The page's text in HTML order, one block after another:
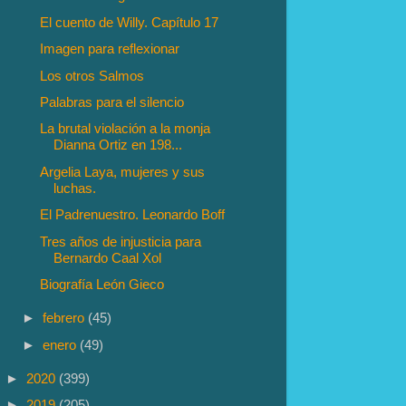
El cuento de Willy. Capítulo 17
Imagen para reflexionar
Los otros Salmos
Palabras para el silencio
La brutal violación a la monja
Dianna Ortiz en 198...
Argelia Laya, mujeres y sus
luchas.
El Padrenuestro. Leonardo Boff
Tres años de injusticia para
Bernardo Caal Xol
Biografía León Gieco
►febrero (45)
►enero (49)
► 2020 (399)